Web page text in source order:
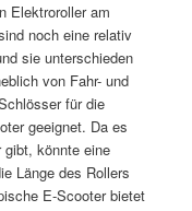
Elektroroller am
noch eine relativ
sie unterschieden
von Fahr- und
für die
geeignet. Da es
könnte eine
Länge des Rollers
E-Scooter bietet